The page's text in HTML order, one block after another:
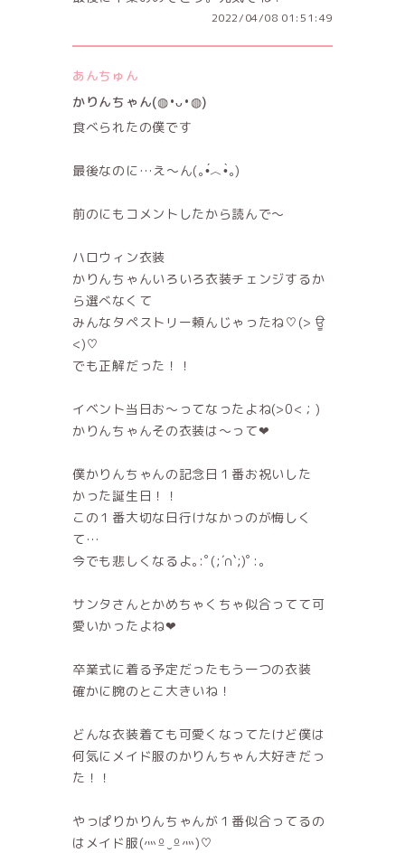
2022/04/08 01:51:49
あんちゅん
かりんちゃん(◍•ᴗ•◍)
食べられたの僕です
最後なのに…え〜ん(｡•́︿•̀｡)
前のにもコメントしたから読んで〜
ハロウィン衣装
かりんちゃんいろいろ衣装チェンジするか
ら選べなくて
みんなタペストリー頼んじゃったね♡(> ਊ
<)♡
でも正解だった！！
イベント当日お〜ってなったよね(>0<；)
かりんちゃんその衣装は〜って❤
僕かりんちゃんの記念日１番お祝いした
かった誕生日！！
この１番大切な日行けなかっのが悔しく
て…
今でも悲しくなるよ｡:ﾟ(;´∩`;)ﾟ:｡
サンタさんとかめちゃくちゃ似合ってて可
愛いかったよね❤
卒業式に着る予定だったもう一つの衣装
確かに腕のとこ大きいね！
どんな衣装着ても可愛くなってたけど僕は
何気にメイド服のかりんちゃん大好きだっ
た！！
やっぱりかりんちゃんが１番似合ってるの
はメイド服(灬º‿º灬)♡